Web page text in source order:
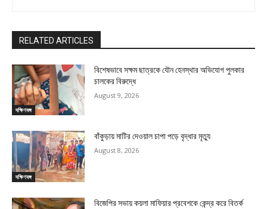
RELATED ARTICLES
দক্ষিণবঙ্গ
বিশেষভাবে সক্ষম ছাত্রকে যৌন হেনস্থার অভিযোগ পুলকার
চালকের বিরুদ্ধে
August 9, 2026
দক্ষিণবঙ্গ
বাঁকুড়ায় মাটির দেওয়াল চাপা পড়ে বৃদ্ধার মৃত্যু
August 8, 2026
বিজেপির সভায় কয়লা মাফিয়ার প্রবেশকে কেন্দ্র করে বিতর্ক